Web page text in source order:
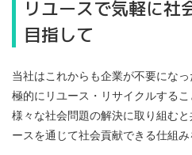
リユースで気軽に社
目指して
当社はこれからも企業が不要にな
極的にリユース・リサイクルするこ
様々な社会問題の解決に取り組む
ースを通じて社会貢献できる仕組み